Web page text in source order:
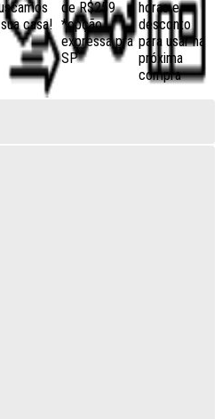
casa!
de R$259
*opção
expressa pra
SP
horas e
desconto
para usar na
próxima
compra